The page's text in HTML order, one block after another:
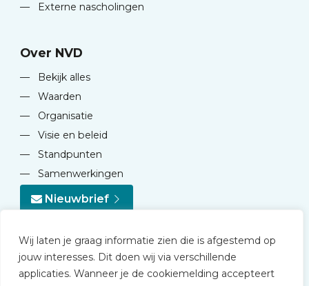
Wij laten je graag informatie zien die is afgestemd op
jouw interesses. Dit doen wij via verschillende
applicaties. Wanneer je de cookiemelding accepteert
—
Externe nascholingen
Over NVD
—
Bekijk alles
—
Waarden
—
Organisatie
—
Visie en beleid
—
Standpunten
—
Samenwerkingen
Nieuwbrief